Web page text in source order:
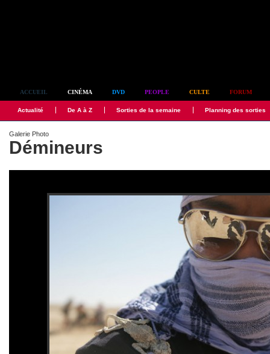
ACCUEIL CINÉMA DVD PEOPLE CULTE FORUM
Actualité De A à Z Sorties de la semaine Planning des sorties
Galerie Photo
Démineurs